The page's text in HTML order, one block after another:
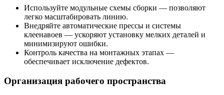
Используйте модульные схемы сборки — позволяют
легко масштабировать линию.
Внедряйте автоматические прессы и системы
клеенавоев — ускоряют установку мелких деталей и
минимизируют ошибки.
Контроль качества на монтажных этапах —
обеспечивает исключение дефектов.
Организация рабочего пространства